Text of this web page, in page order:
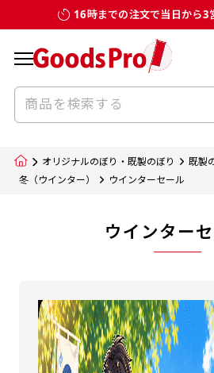
16時までの注文で当日から3
オリジナルのぼり・既製のぼり 既製
冬（ウインター）
ウインターセール
ウインター